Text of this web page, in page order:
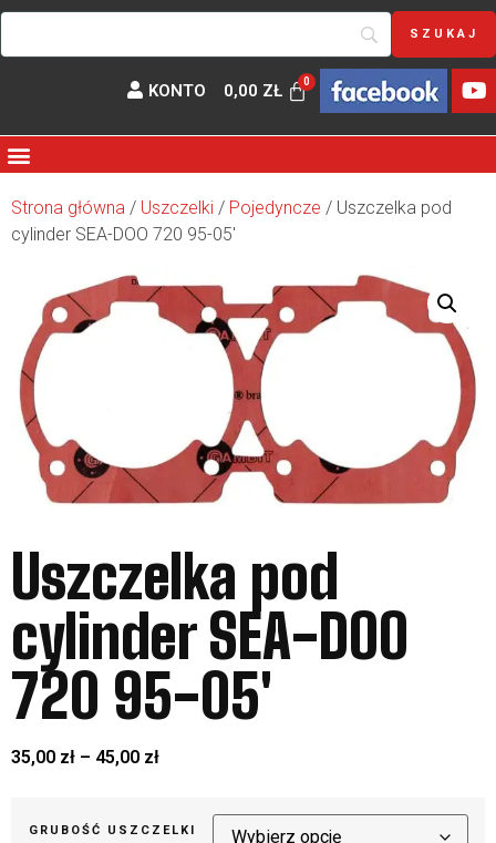
KONTO 0,00 ZŁ
Strona główna / Uszczelki / Pojedyncze / Uszczelka pod
cylinder SEA-DOO 720 95-05′
Uszczelka pod
cylinder SEA-DOO
720 95-05′
35,00 zł – 45,00 zł
GRUBOŚĆ USZCZELKI